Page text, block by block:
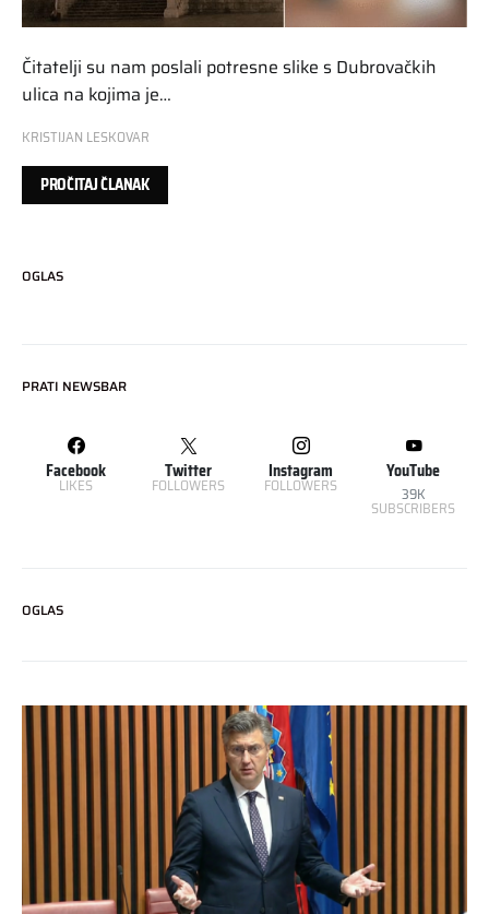
Čitatelji su nam poslali potresne slike s Dubrovačkih
ulica na kojima je…
KRISTIJAN LESKOVAR
PROČITAJ ČLANAK
OGLAS
PRATI NEWSBAR
Facebook
LIKES
Twitter
FOLLOWERS
Instagram
FOLLOWERS
YouTube
39K
SUBSCRIBERS
OGLAS